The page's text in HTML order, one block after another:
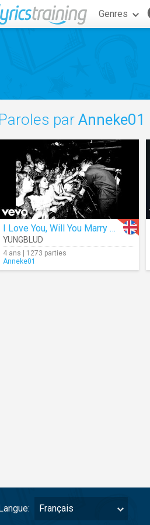
Genres
Paroles par Anneke01
I Love You, Will You Marry Me
YUNGBLUD
4 ans | 1273 parties
Anneke01
Français